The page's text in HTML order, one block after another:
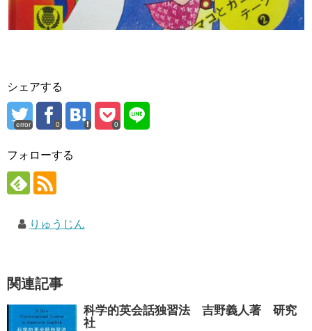
シェアする
error 0 0
フォローする
りゅうじん
関連記事
科学的英会話独習法 吉野義人著 研究
社